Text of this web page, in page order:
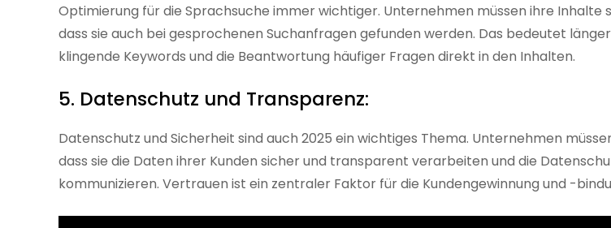
Optimierung für die Sprachsuche immer wichtiger. Unternehmen müssen ihre Inhalte
dass sie auch bei gesprochenen Suchanfragen gefunden werden. Das bedeutet
klingende Keywords und die Beantwortung häufiger Fragen direkt in den Inhalten.
5. Datenschutz und Transparenz:
Datenschutz und Sicherheit sind auch 2025 ein wichtiges Thema. Unternehmen
dass sie die Daten ihrer Kunden sicher und transparent verarbeiten und die
kommunizieren. Vertrauen ist ein zentraler Faktor für die Kundengewinnung und -